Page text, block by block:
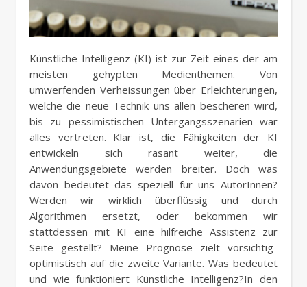
Künstliche Intelligenz (KI) ist zur Zeit eines der am
meisten gehypten Medienthemen. Von
umwerfenden Verheissungen über Erleichterungen,
welche die neue Technik uns allen bescheren wird,
bis zu pessimistischen Untergangsszenarien war
alles vertreten. Klar ist, die Fähigkeiten der KI
entwickeln sich rasant weiter, die
Anwendungsgebiete werden breiter. Doch was
davon bedeutet das speziell für uns AutorInnen?
Werden wir wirklich überflüssig und durch
Algorithmen ersetzt, oder bekommen wir
stattdessen mit KI eine hilfreiche Assistenz zur
Seite gestellt? Meine Prognose zielt vorsichtig-
optimistisch auf die zweite Variante. Was bedeutet
und wie funktioniert Künstliche Intelligenz?In den